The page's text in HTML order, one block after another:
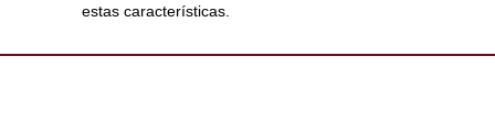
estas características.